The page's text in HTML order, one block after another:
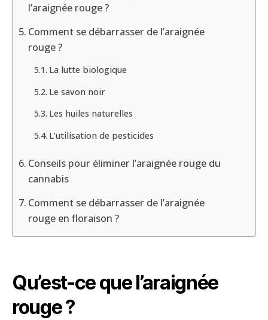
l’araignée rouge ?
Comment se débarrasser de l’araignée
rouge ?
La lutte biologique
Le savon noir
Les huiles naturelles
L’utilisation de pesticides
Conseils pour éliminer l’araignée rouge du
cannabis
Comment se débarrasser de l’araignée
rouge en floraison ?
Qu’est-ce que l’araignée
rouge ?